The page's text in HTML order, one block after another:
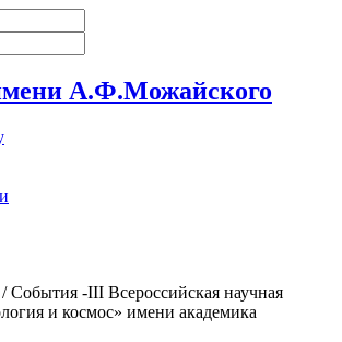
А.Ф.Можайского
/ События -III Всероссийская научная
и космос» имени академика